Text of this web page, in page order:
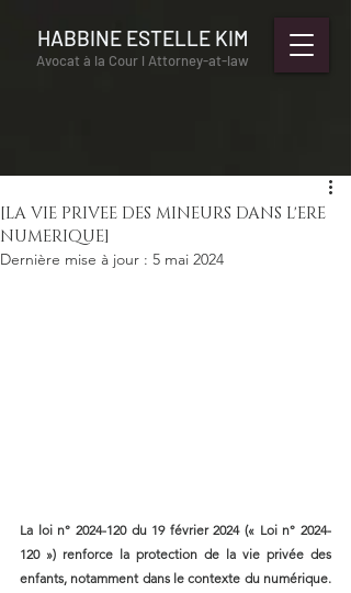
HABBINE ESTELLE KIM
Avocat à la Cour l Attorney-at-law
[LA VIE PRIVEE DES MINEURS DANS L'ERE
NUMERIQUE]
Dernière mise à jour : 5 mai 2024
La loi n° 2024-120 du 19 février 2024 (« Loi n° 2024-
120 ») renforce la protection de la vie privée des
enfants, notamment dans le contexte du numérique.